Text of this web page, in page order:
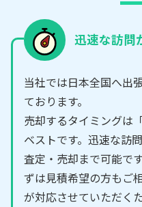
迅速な訪問
当社では日本全国へ出
ております。
売却するタイミングは
ベストです。迅速な訪
査定・売却まで可能で
ずは見積希望の方もご
が対応させていただく